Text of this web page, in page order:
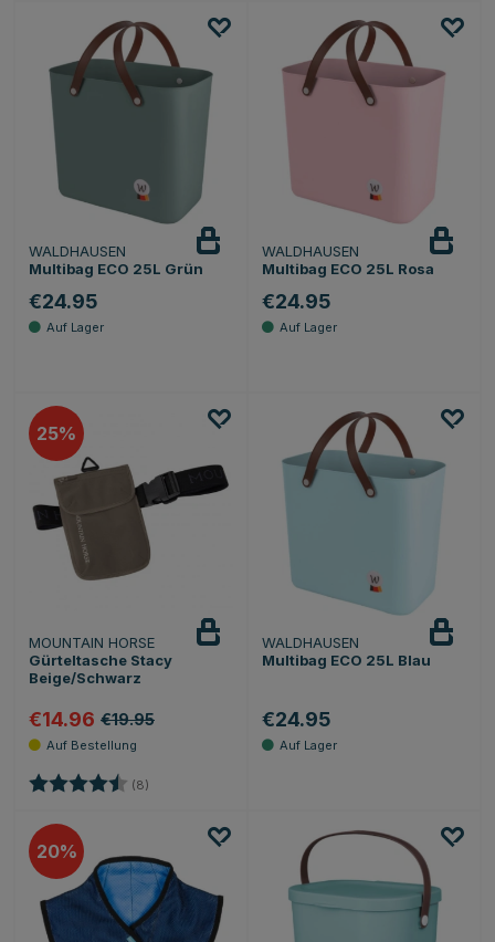
WALDHAUSEN
Multibag ECO 25L Grün
€24.95
WALDHAUSEN
Multibag ECO 25L Rosa
€24.95
25
MOUNTAIN HORSE
Gürteltasche Stacy
Beige/Schwarz
€14.96 €19.95
Bewertung: (8)
WALDHAUSEN
Multibag ECO 25L Blau
€24.95
20